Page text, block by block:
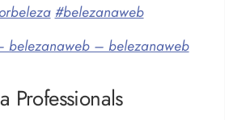
#belezanaweb
– belezanaweb
Professionals